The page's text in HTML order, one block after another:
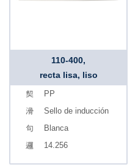
110-400,
recta lisa, liso
PP
Sello de inducción
Blanca
14.256